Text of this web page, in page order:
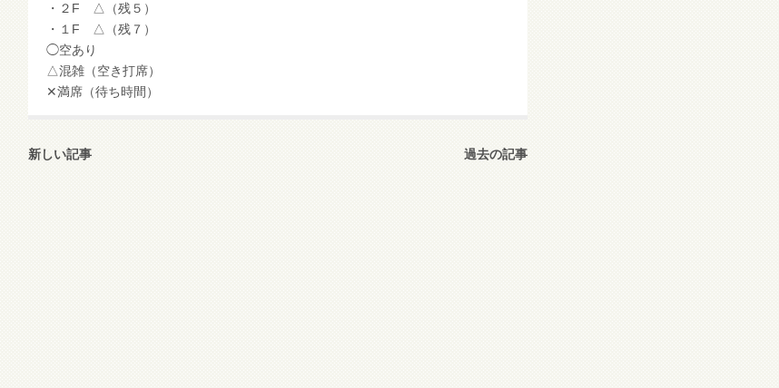
・２F △（残５）
・１F △（残７）
◯空あり
△混雑（空き打席）
✕満席（待ち時間）
新しい記事 過去の記事